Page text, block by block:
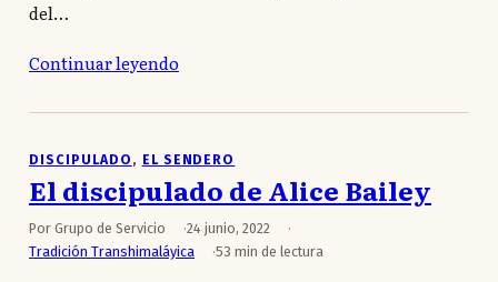
del…
Continuar leyendo
DISCIPULADO , EL SENDERO
El discipulado de Alice Bailey
Por Grupo de Servicio
24 junio, 2022
Tradición Transhimaláyica
53 min de lectura